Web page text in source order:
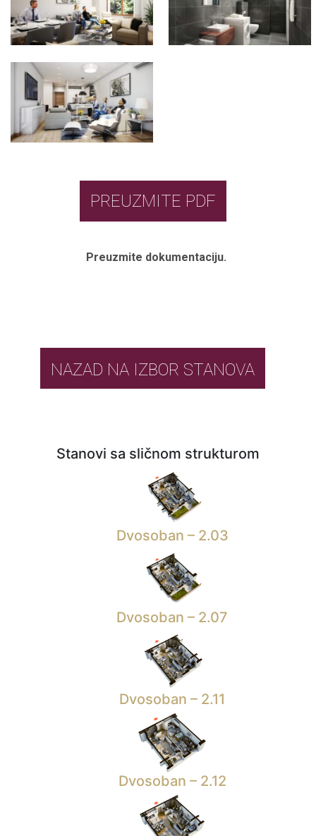
PREUZMITE PDF
Preuzmite dokumentaciju.
NAZAD NA IZBOR STANOVA
Stanovi sa sličnom strukturom
Dvosoban – 2.03
Dvosoban – 2.07
Dvosoban – 2.11
Dvosoban – 2.12